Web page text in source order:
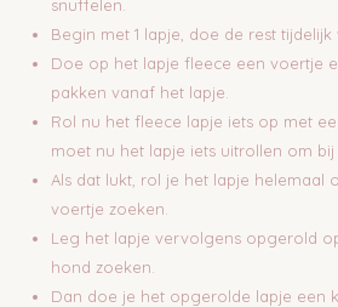
snuffelen.
Begin met 1 lapje, doe de rest tijdelijk
Doe op het lapje fleece een voertje
pakken vanaf het lapje.
Rol nu het fleece lapje iets op met
moet nu het lapje iets uitrollen om
Als dat lukt, rol je het lapje helemaal
voertje zoeken.
Leg het lapje vervolgens opgerold
hond zoeken.
Dan doe je het opgerolde lapje een